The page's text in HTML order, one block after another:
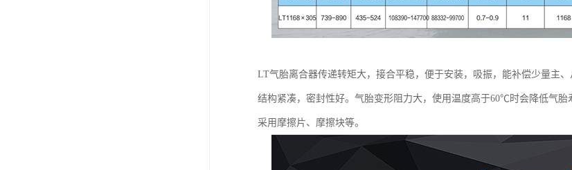
LT气胎离合器传递转矩大，接合平稳，便于安装，吸振，能补偿少量主
结构紧凑，密封性好。气胎变形阻力大，使用温度高于60℃时会降低气
采用摩擦片、摩擦块等。